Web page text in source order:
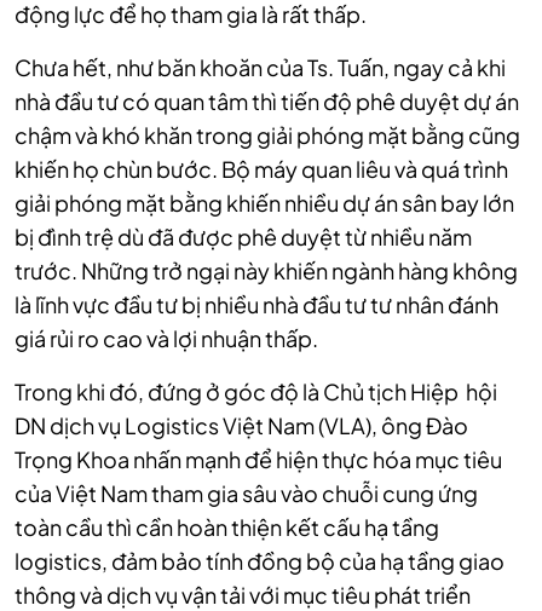
động lực để họ tham gia là rất thấp.
Chưa hết, như băn khoăn của Ts. Tuấn, ngay cả khi
nhà đầu tư có quan tâm thì tiến độ phê duyệt dự án
chậm và khó khăn trong giải phóng mặt bằng cũng
khiến họ chùn bước. Bộ máy quan liêu và quá trình
giải phóng mặt bằng khiến nhiều dự án sân bay lớn
bị đình trệ dù đã được phê duyệt từ nhiều năm
trước. Những trở ngại này khiến ngành hàng không
là lĩnh vực đầu tư bị nhiều nhà đầu tư tư nhân đánh
giá rủi ro cao và lợi nhuận thấp.
Trong khi đó, đứng ở góc độ là Chủ tịch Hiệp hội
DN dịch vụ Logistics Việt Nam (VLA), ông Đào
Trọng Khoa nhấn mạnh để hiện thực hóa mục tiêu
của Việt Nam tham gia sâu vào chuỗi cung ứng
toàn cầu thì cần hoàn thiện kết cấu hạ tầng
logistics, đảm bảo tính đồng bộ của hạ tầng giao
thông và dịch vụ vận tải với mục tiêu phát triển